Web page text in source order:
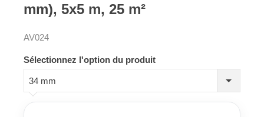
mm), 5x5 m, 25 m²
AV024
Sélectionnez l'option du produit
34 mm